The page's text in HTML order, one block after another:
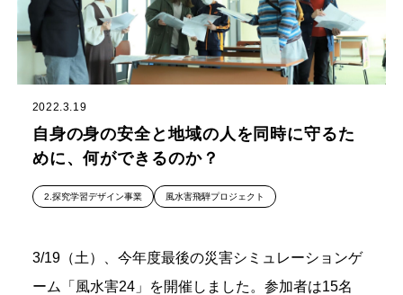
2022.3.19
自身の身の安全と地域の人を同時に守るた
めに、何ができるのか？
2.探究学習デザイン事業 風水害飛騨プロジェクト
3/19（土）、今年度最後の災害シミュレーションゲ
ーム「風水害24」を開催しました。参加者は15名